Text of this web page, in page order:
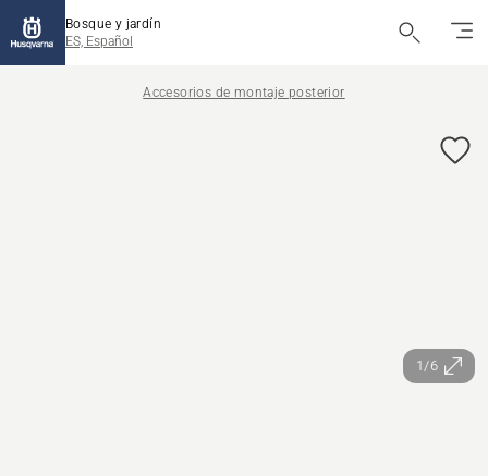
Bosque y jardín
ES, Español
Accesorios de montaje posterior
1/6